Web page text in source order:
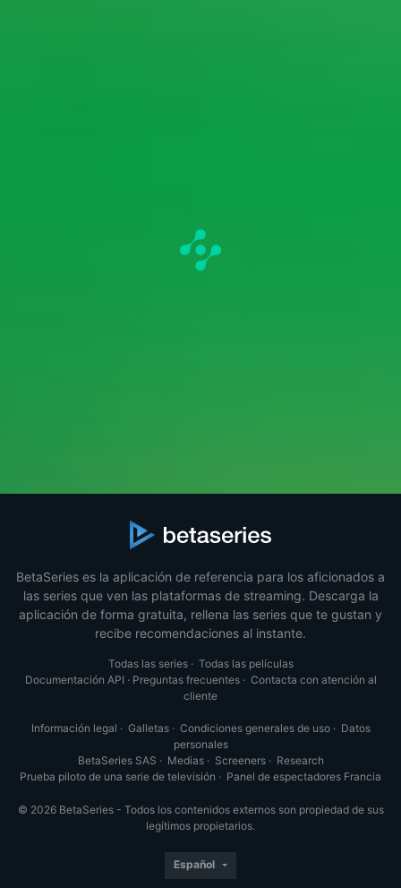
BetaSeries es la aplicación de referencia para los aficionados a
las series que ven las plataformas de streaming. Descarga la
aplicación de forma gratuita, rellena las series que te gustan y
recibe recomendaciones al instante.
Todas las series· Todas las películas
Documentación API · Preguntas frecuentes· Contacta con atención al
cliente
Información legal · Galletas· Condiciones generales de uso· Datos
personales
BetaSeries SAS · Medias· Screeners· Research
Prueba piloto de una serie de televisión · Panel de espectadores Francia
© 2026 BetaSeries - Todos los contenidos externos son propiedad de sus
legítimos propietarios.
Español